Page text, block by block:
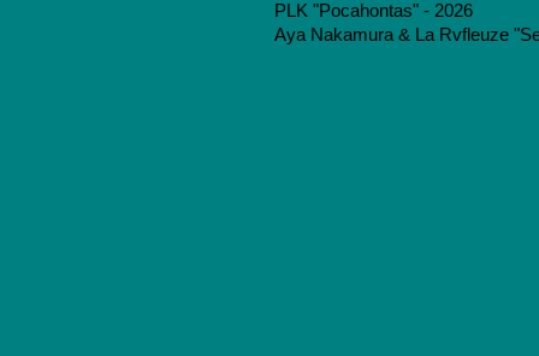
PLK "Pocahontas" - 2026
Aya Nakamura & La Rvfleuze